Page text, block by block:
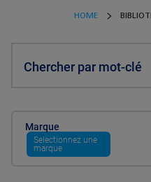
HOME
Chercher par mot-clé
Marque
Selectionnez une
marque